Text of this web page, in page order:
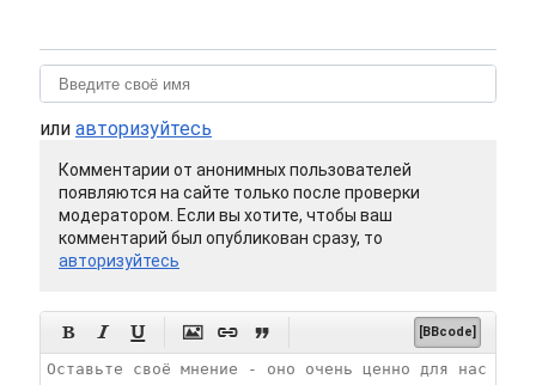
или авторизуйтесь
Комментарии от анонимных пользователей
появляются на сайте только после проверки
модератором. Если вы хотите, чтобы ваш
комментарий был опубликован сразу, то
авторизуйтесь
      [BBcode]